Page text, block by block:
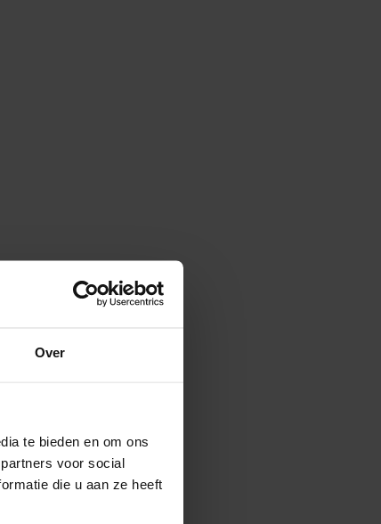
Over
te bieden en om ons
voor social
die u aan ze heeft